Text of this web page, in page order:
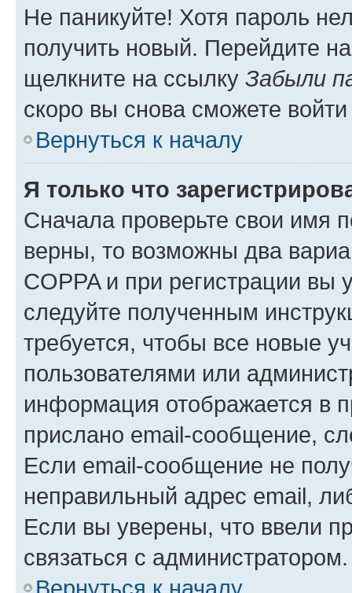
Не паникуйте! Хотя пароль
получить новый. Перейдите
щелкните на ссылку Забыли
скоро вы снова сможете
Вернуться к началу
Я только что
Сначала проверьте свои имя
верны, то возможны два
COPPA и при регистрации вы
следуйте полученным
требуется, чтобы все новые
пользователями или
информация отображается в
прислано email-сообщение,
Если email-сообщение не
неправильный адрес email,
Если вы уверены, что ввели
связаться с администратором.
Вернуться к началу